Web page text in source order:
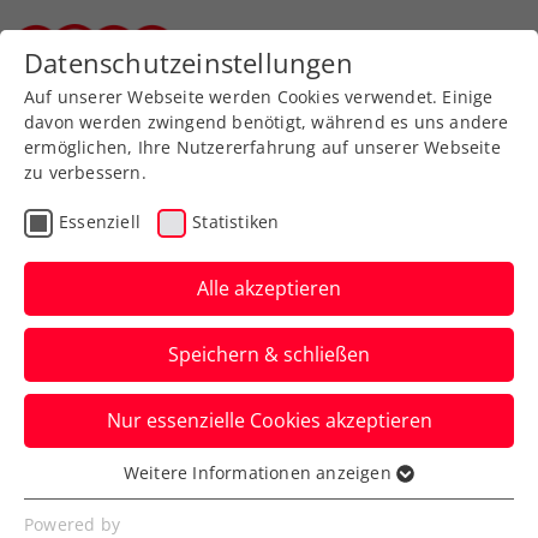
Zurück zur Newsübersicht
ATP
Erste Bank Open: 3.
Hauptbewerbs-Wildcard
an Berrettini
Für die Qualifikation erhalten Lukas
Neumayer, Joel Schwärzler und Nicolai
Budkov Kjär Freikarten.
Verfasst von: Presseaussendung / Redaktion, 16.10.2025
Datenschutzeinstellungen
Auf unserer Webseite werden Cookies verwendet. Einige
davon werden zwingend benötigt, während es uns andere
ermöglichen, Ihre Nutzererfahrung auf unserer Webseite
zu verbessern.
Essenziell Statistiken
Alle akzeptieren
Speichern & schließen
Nur essenzielle Cookies akzeptieren
Essenziell
Essenzielle Cookies werden für grundlegende
Weitere Informationen anzeigen
Powered by